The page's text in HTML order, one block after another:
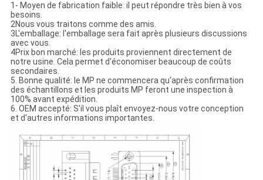
1- Moyen de fabrication faible: il peut répondre très bien à vos
besoins.
2Nous vous traitons comme des amis.
3L'emballage: l'emballage sera fait après plusieurs discussions
avec vous.
4Prix bon marché: les produits proviennent directement de
notre usine. Cela permet d'économiser beaucoup de coûts
secondaires.
5. Bonne qualité: le MP ne commencera qu'après confirmation
des échantillons et les produits MP feront une inspection à
100% avant expédition.
6. OEM accepté: S'il vous plaît envoyez-nous votre conception
et d'autres informations importantes.